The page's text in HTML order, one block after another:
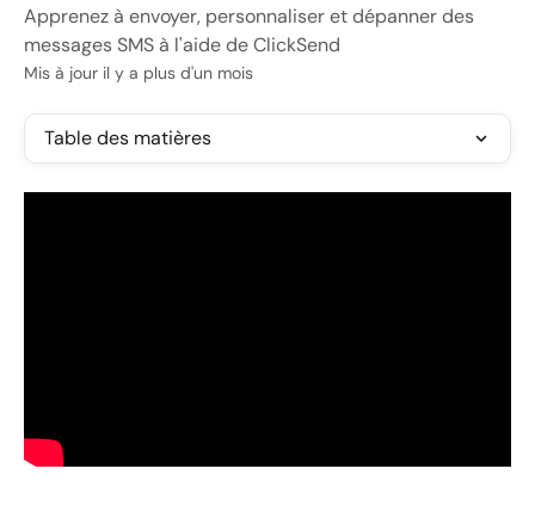
Apprenez à envoyer, personnaliser et dépanner des
messages SMS à l'aide de ClickSend
Mis à jour il y a plus d'un mois
Table des matières